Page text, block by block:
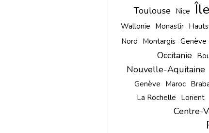
Toulouse Nice
Wallonie Monastir
Nord Montargis Genève
Occitanie
Nouvelle-Aquitaine
Genève Maroc
La Rochelle Lorient
Centre-